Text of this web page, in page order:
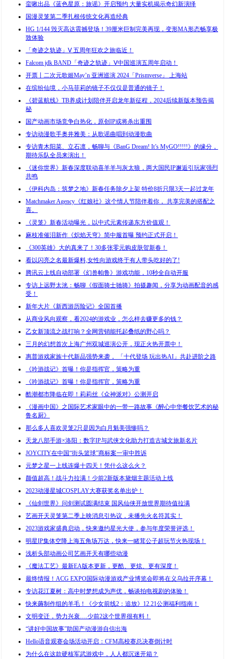
蛮啾出品《蓝色星原：旅谣》开启预约 大量实机揭示奇幻新演绎
国漫灵笼第二季扎根传统文化再造经典
HG 1/144 毁灭高达震撼登场！39厘米巨制完美再现，变形MA形态畅享极
致体验
「奇迹之轨迹」Ⅴ 五周年狂欢之旅临近！
Falcom jdk BAND「奇迹之轨迹」Ⅴ中国巡演五周年启动！
开票丨二次元歌姬May’n 亚洲巡演 2024「Prismverse」 上海站
在缤纷仙境，小马菲莉的镜子不仅仅是普通的镜子！
《碧蓝航线》TB养成计划陪伴开启龙年新征程，2024后续新版本预告揭
秘
国产动画市场竞争白热化，原创IP或将杀出重围
专访动漫歌手奥井雅美：从歌谣曲唱到动漫歌曲
专访青木阳菜、立石凛，畅聊与《BanG Dream! It’s MyGO!!!!!》的缘分，
期待乐队全员来演出！
《迷你世界》新春深度联动喜羊羊与灰太狼，两大国民IP邂逅引玩家强烈
共鸣
《伊科内岛：筑梦之地》新春任务除夕上架 特价8折只限3天一起过龙年
Matchmaker Agency《红娘社》这个情人节陪伴着你， 共享完美的搭配之
喜。
《灵笼》新春活动曝光，以中式元素传递东方价值观！
麻枝准催泪新作《炽焰天穹》简中服首曝 预约正式开启！
《300英雄》大的真来了！30多张零元购皮肤贺新春！
看以闪亮之名最新爆料,女性向游戏终于有人带头吃好的了!
腾讯云上线自动部署《幻兽帕鲁》游戏功能，10秒全自动开服
专访上远野太洸：畅聊《假面骑士驰骑》拍摄趣闻，分享为动画配音的感
受！
新年大片《新西游历险记》全国首播
从商业风向观察，看2024的游戏业，怎么样去赚更多的钱？
乙女新顶流之战打响？全网营销能托起叠纸的野心吗？
三月的幻想首次上海广州双城巡演公开，现正火热开票中！
惠普游戏家族十代新品强势来袭， 「十代登场 玩出热AI」共赴进阶之路
《吟游战记》首曝！你是指挥官，策略为重
《吟游战记》首曝！你是指挥官，策略为重
酷潮都市降临在即！莉莉丝《众神派对》公测开启
《漫画中国》之国际艺术家眼中的一带一路故事《醉心中华餐饮艺术的秘
鲁名厨》
那么多人喜欢灵笼2只是因为白月魁美强惨吗？
天龙八部手游×洛阳：数字IP与武侠文化助力打造古城文旅新名片
JOYCITY在中国“街头篮球”商标案一审中胜诉
元梦之星一上线连爆十四天！凭什么这么火？
颜值超高！战斗力拉满！少前2新版本黛烟主题活动上线
2023动漫星城COSPLAY大赛获奖名单出炉！
《仙剑世界》问剑测试圆满结束 国风仙侠开放世界期待值拉满
艺画开天灵笼第二季上映消息引热议，未播先火名符其实！
2023游戏家盛典启动，快来邀约星光大使，参与年度荣誉评选！
明星IP集体空降上海五角场万达，快来一睹茸公子超玩节火热现场！
浅析头部动画公司艺画开天有哪些动漫
《魔法工艺》最新EA版本更新，更酷、更炫、更有深度！
最终情报！ACG EXPO国际动漫游戏产业博览会即将在义乌拉开序幕！
专访花江夏树：高中时梦想成为声优，畅谈拍电视剧的体验！
快来薅制作组的羊毛！《少女前线2：追放》12.21公测福利指南！
文明变迁，势力兴衰….少前2这个世界很有料！
“讲好中国故事”助国产动漫游自信出海
Hello语音观赛会场活动开启：CFM高校赛总决赛倒计时
为什么在这款硬核军武游戏中，人人都沉迷开箱？